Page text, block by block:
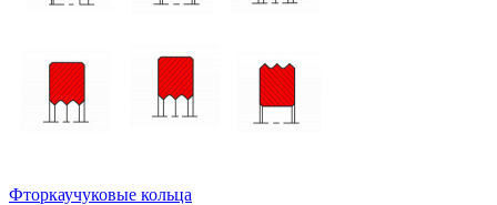
Фторкаучуковые кольца